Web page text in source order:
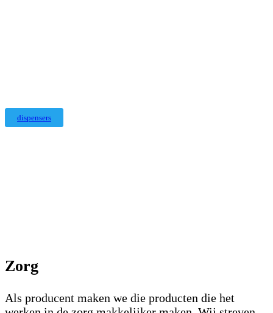
dispensers
Zorg
Als producent maken we die producten die het